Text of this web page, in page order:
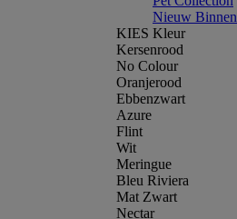
Nieuw Binnen
KIES Kleur
Kersenrood
No Colour
Oranjerood
Ebbenzwart
Azure
Flint
Wit
Meringue
Bleu Riviera
Mat Zwart
Nectar